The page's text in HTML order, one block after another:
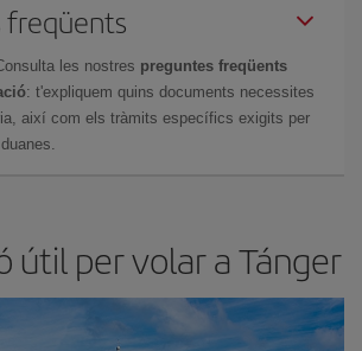
freqüents
les nostres preguntes freqüents
: t'expliquem quins documents necessites
així com els tràmits específics exigits per
útil per volar a Tánger